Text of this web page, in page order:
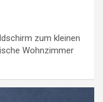
zum kleinen
Wohnzimmer